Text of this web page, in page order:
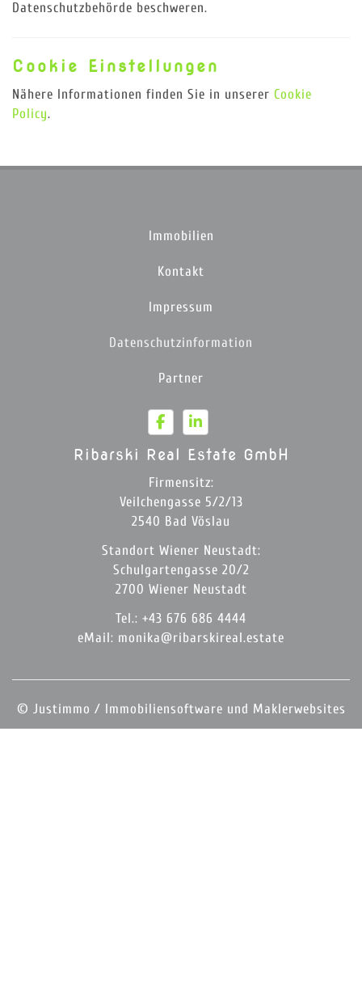
Datenschutzbehörde beschweren.
Cookie Einstellungen
Nähere Informationen finden Sie in unserer Cookie
Policy.
Immobilien
Kontakt
Impressum
Datenschutzinformation
Partner
Ribarski Real Estate GmbH
Firmensitz:
Veilchengasse 5/2/13
2540 Bad Vöslau
Standort Wiener Neustadt:
Schulgartengasse 20/2
2700 Wiener Neustadt
Tel.: +43 676 686 4444
eMail: monika@ribarskireal.estate
© Justimmo / Immobiliensoftware und Maklerwebsites